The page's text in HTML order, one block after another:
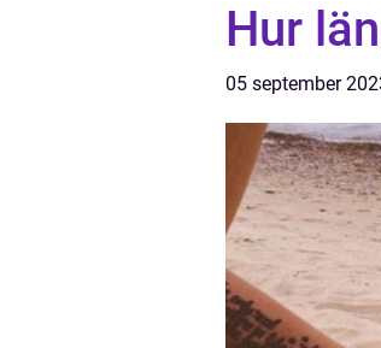
Hur
05 september